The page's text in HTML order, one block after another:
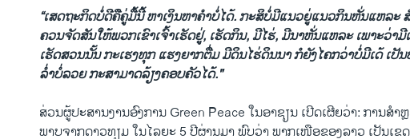
“ເສດຖະກິດບໍ່ດີຄືຄູ່ມື້ນີ້ ຫາເງິນຫາຄຳບໍ່ໄດ້. ກະສິບໍ່ມີແນວຍູ່ແນວກິນຫັ່ນແຫລະ
ຄວນຈັດສັນໃຫ້ພວກເຂົາເຈົ້າເຮັດຢູ່, ເຮັດກິນ, ມີໄຮ່, ມີນາຫັ່ນແຫລະ ເພາະວ່າ
ເຮັດ​ສວນນັ້ນ ກະເຮງທຸກ ແຮງຍາກຕື່ມ ​ມີ​ດິນໄຮ່​ດິນນາ ກໍຍັງໄຄກວ່າບໍ່ມີເດ້ ເປັ
ລ່ຳບໍ່ລວຍ ກະສາມາດລ້ຽງຄອບຄັວໄດ້."
ສ່ວນຜູ້​ປະສານ​ງານ​ອົງການ​ Green Peace ​ໃນ​ອາ​ຊຽນ ​ເປີດ​ເຜີຍ​ວ່າ: ການ​ສ
ພາບຈາກດາວທຽມ ໃນໄລຍະ 5 ປີຜ່ານມາ ພົບວ່າ ພາກເໜືອຂອງລາວ ເປັນເຂ